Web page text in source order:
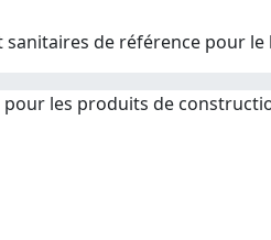
de référence pour le
les produits de